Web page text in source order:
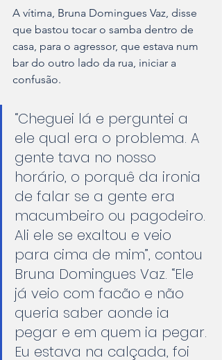
A vítima, Bruna Domingues Vaz, disse
que bastou tocar o samba dentro de
casa, para o agressor, que estava num
bar do outro lado da rua, iniciar a
confusão.
“Cheguei lá e perguntei a
ele qual era o problema. A
gente tava no nosso
horário, o porquê da ironia
de falar se a gente era
macumbeiro ou pagodeiro.
Ali ele se exaltou e veio
para cima de mim”, contou
Bruna Domingues Vaz. “Ele
já veio com facão e não
queria saber aonde ia
pegar e em quem ia pegar.
Eu estava na calçada, foi